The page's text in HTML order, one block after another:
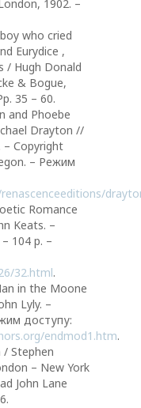
1902. –
who cried
Eurydice ,
/ Hugh Donald
& Bogue,
35 – 60.
and Phoebe
Drayton //
– Сopyright
– Режим
Romance
Keats. –
104 р. –
32.html.
in the Moone
Lyly. –
доступу:
endmod1.htm.
/ Stephen
– New York
John Lane